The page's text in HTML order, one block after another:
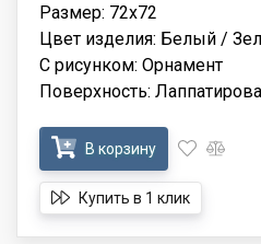
Размер: 72x72
Цвет изделия: Белый /
С рисунком: Орнамент
Поверхность:
В корзину
Купить в 1 клик